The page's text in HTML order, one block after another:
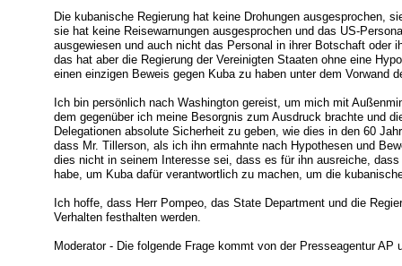
Die kubanische Regierung hat keine Drohungen ausgesprochen,
sie hat keine Reisewarnungen ausgesprochen und das US-
ausgewiesen und auch nicht das Personal in ihrer Botschaft oder
das hat aber die Regierung der Vereinigten Staaten ohne eine
einen einzigen Beweis gegen Kuba zu haben unter dem Vorwand
Ich bin persönlich nach Washington gereist, um mich mit
dem gegenüber ich meine Besorgnis zum Ausdruck brachte und
Delegationen absolute Sicherheit zu geben, wie dies in den 60
dass Mr. Tillerson, als ich ihn ermahnte nach Hypothesen und
dies nicht in seinem Interesse sei, dass es für ihn ausreiche,
habe, um Kuba dafür verantwortlich zu machen, um die
Ich hoffe, dass Herr Pompeo, das State Department und die
Verhalten festhalten werden.
Moderator - Die folgende Frage kommt von der Presseagentur AP